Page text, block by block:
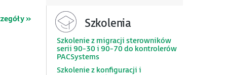
» Szkolenia
Szkolenie z migracji sterowników
serii 90-30 i 90-70 do kontrolerów
PACSystems
Szkolenie z konfiguracji i